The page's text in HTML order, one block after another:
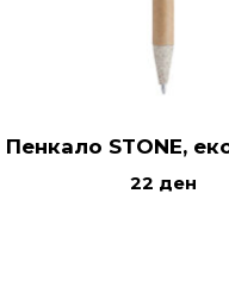
Пенкало STONE,
22 ден